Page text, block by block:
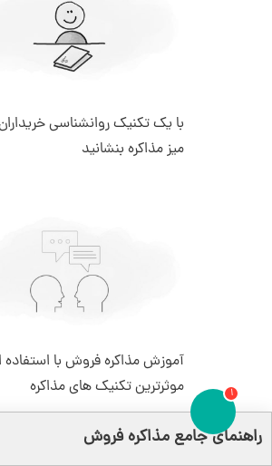
راهنمای جامع مذاکره فروش
با یک تکنیک روانشناسی
میز مذاکره بنشانید
آموزش مذاکره فروش با استفاده
موثرترین تکنیک های مذاکره
1